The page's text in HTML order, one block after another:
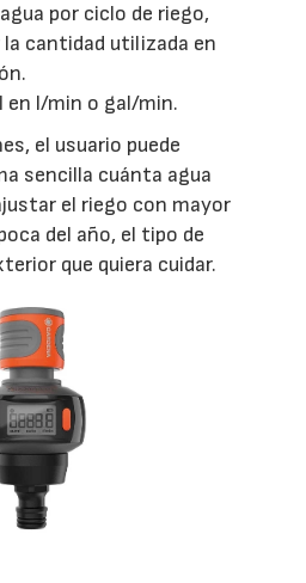
por ciclo de riego,
cantidad utilizada en
en l/min o gal/min.
el usuario puede
sencilla cuánta agua
el riego con mayor
del año, el tipo de
que quiera cuidar.